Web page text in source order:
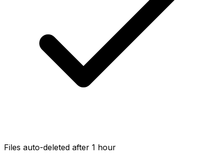
Files auto-deleted after 1 hour